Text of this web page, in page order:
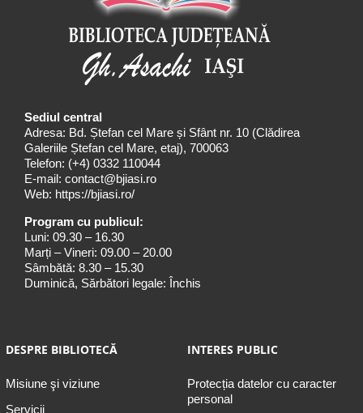
Sediul central
Adresa: Bd. Ștefan cel Mare și Sfânt nr. 10 (Clădirea
Galeriile Ștefan cel Mare, etaj), 700063
Telefon: (+4) 0332 110044
E-mail: contact@bjiasi.ro
Web: https://bjiasi.ro/
Program cu publicul:
Luni: 09.30 – 16.30
Marți – Vineri: 09.00 – 20.00
Sâmbătă: 8.30 – 15.30
Duminică, Sărbători legale: Închis
DESPRE BIBLIOTECĂ
Misiune şi viziune
Servicii
INTERES PUBLIC
Protecția datelor cu caracter
personal